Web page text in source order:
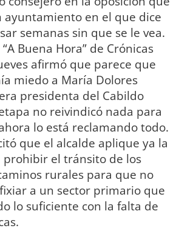
ayuntamiento en el que dice
semanas sin que se le vea.
Buena Hora” de Crónicas
afirmó que parece que
miedo a María Dolores
presidenta del Cabildo
no reivindicó nada para
lo está reclamando todo.
que el alcalde aplique ya la
el tránsito de los
rurales para que no
a un sector primario que
lo suficiente con la falta de